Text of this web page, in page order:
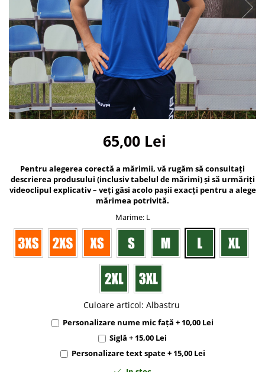
Bidoane si termosuri sportive
Sepci
Trofee
65,00 Lei
Pentru alegerea corectă a mărimii, vă rugăm să consultați
descrierea produsului (inclusiv tabelul de mărimi) și să urmăriți
videoclipul explicativ – veți găsi acolo pașii exacți pentru a alege
mărimea potrivită.
Marime: L
Culoare articol: Albastru
Personalizare nume mic față + 10,00 Lei
Siglă + 15,00 Lei
Personalizare text spate + 15,00 Lei